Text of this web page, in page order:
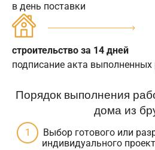
в день поставки
строительство за 14 дней
подписание акта выполненных
Порядок выполнения
дома из
Выбор готового или
индивидуального